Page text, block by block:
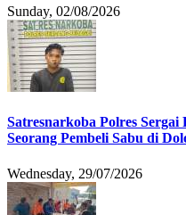
Sunday, 02/08/2026
Satresnarkoba Polres
Seorang Pembeli Sabu di
Wednesday, 29/07/2026